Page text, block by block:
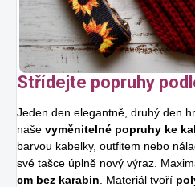
Střídejte popruhy
Jeden den elegantně, druhý den
naše vyměnitelné popruhy ke
barvou kabelky, outfitem nebo
své tašce úplně nový výraz.
cm bez karabin . Materiál tvoří